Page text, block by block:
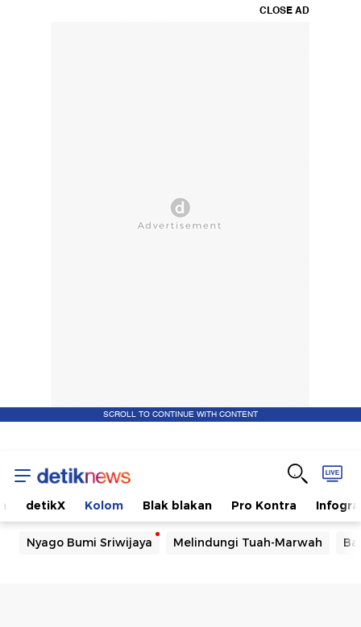
CLOSE AD
SCROLL TO CONTINUE WITH CONTENT
detikX Kolom Blak blakan Pro Kontra
Nyago Bumi Sriwijaya Melindungi Tuah-Marwah